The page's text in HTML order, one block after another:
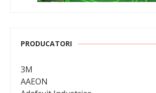
PRODUCATORI
3M
AAEON